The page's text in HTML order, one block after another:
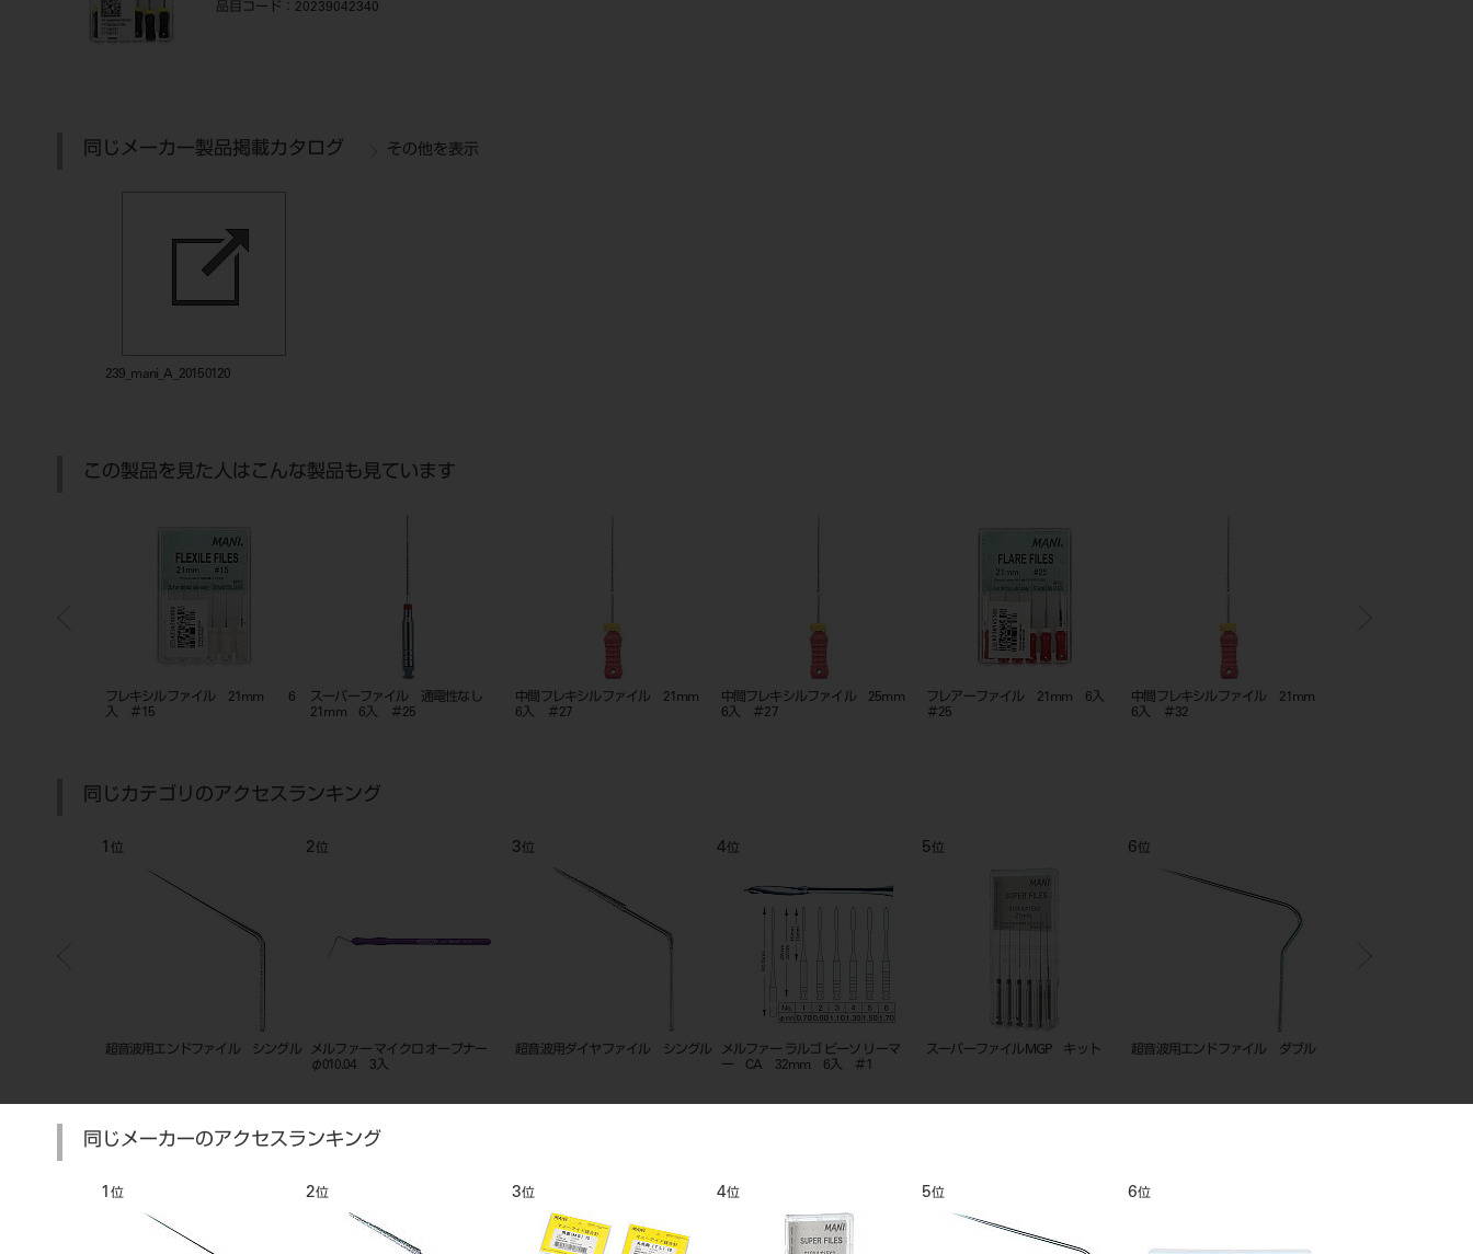
品目コード ：20239042340
同じメーカー製品掲載カタログ その他を表示
239_mani_A_20150120
この製品を見た人はこんな製品も見ています
シルファイル 21mm
フレキシルファイル 21mm 6
入 ＃35
フレキシルファイル 21mm 6
入 ＃20
中間フレキシルファイル 21mm
6入 ＃17
マニー FファイルNiTi
21mm 6本入 ＃25
フレキシルファイル 21mm 6
スーパーファイル 通電性なし
21mm 6入 ＃25
同じカテゴリのアクセスランキング
用エンドファイル ダブル
レンツロ 25mm XL 4入 ＃1
シリコンストップ ディスペンサ
ー VER1
プロファイル ０４テーパー （Ｃ
RTPリーマ ＃1 4本入
エンドウェーブ アソートキット
プロファイル 04テーパー
同じメーカーのアクセスランキング